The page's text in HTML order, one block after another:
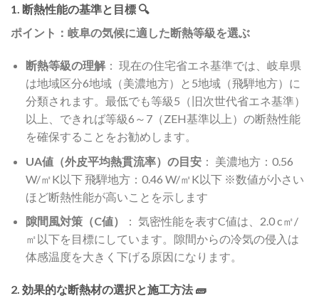
1. 断熱性能の基準と目標 🔍
ポイント：岐阜の気候に適した断熱等級を選ぶ
断熱等級の理解： 現在の住宅省エネ基準では、岐阜県
は地域区分6地域（美濃地方）と5地域（飛騨地方）に
分類されます。最低でも等級5（旧次世代省エネ基準）
以上、できれば等級6～7（ZEH基準以上）の断熱性能
を確保することをお勧めします。
UA値（外皮平均熱貫流率）の目安： 美濃地方：0.56
W/㎡K以下 飛騨地方：0.46 W/㎡K以下 ※数値が小さい
ほど断熱性能が高いことを示します
隙間風対策（C値）
： 気密性能を表すC値は、2.0 c㎡/
㎡以下を目標にしています。隙間からの冷気の侵入は
体感温度を大きく下げる原因になります。
2. 効果的な断熱材の選択と施工方法 🧱